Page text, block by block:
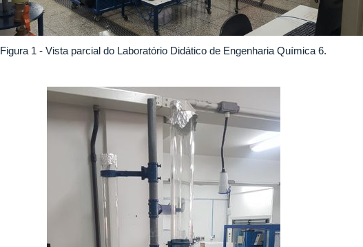
Figura 1 - Vista parcial do Laboratório Didático de Engenharia Química 6.